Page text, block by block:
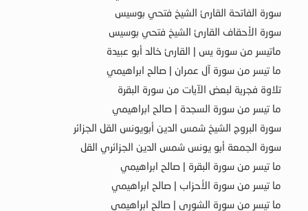
سورة الفاتحة القارئ الشيخ فتحي بوسيس
سورة الأحقاف القارئ الشيخ فتحي بوسيس
ماتيسر من سورة يس | القارئ خالد أبو عبيدة
ما تيسر من سورة آل عمران | صالح ابراهيمي
تلاوة فجرية لبعض الآيات من سورة البقرة
ما تيسر من سورة السجدة | صالح ابراهيمي
سورة البروج الشيخ شمس الدين أبويونس القل الجزائر
سورة الجمعة أبو يونس شمس الدين الجزائري القل
ما تيسر من سورة البقرة | صالح ابراهيمي
ما تيسر من سورة الأحزاب | صالح ابراهيمي
ما تيسر من سورة الشورى | صالح ابراهيمي